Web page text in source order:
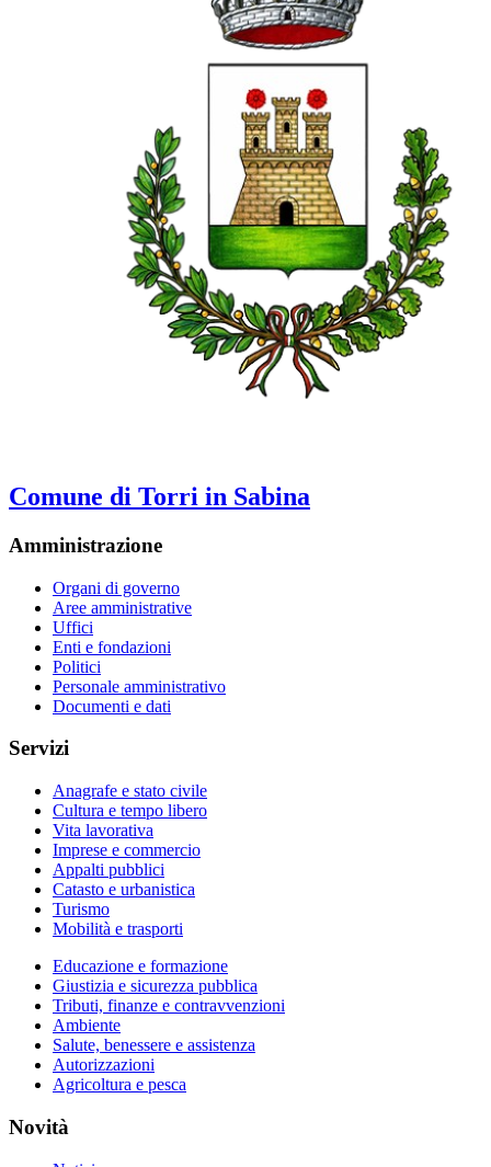
Comune di Torri in Sabina
Amministrazione
Organi di governo
Aree amministrative
Uffici
Enti e fondazioni
Politici
Personale amministrativo
Documenti e dati
Servizi
Anagrafe e stato civile
Cultura e tempo libero
Vita lavorativa
Imprese e commercio
Appalti pubblici
Catasto e urbanistica
Turismo
Mobilità e trasporti
Educazione e formazione
Giustizia e sicurezza pubblica
Tributi, finanze e contravvenzioni
Ambiente
Salute, benessere e assistenza
Autorizzazioni
Agricoltura e pesca
Novità